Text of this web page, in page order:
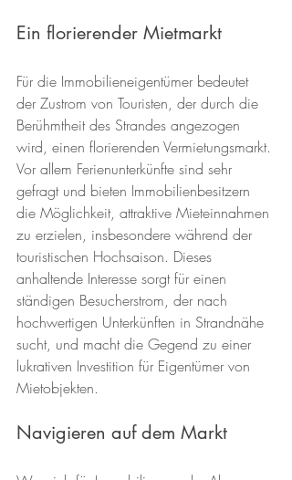
Ein florierender Mietmarkt
Für die Immobilieneigentümer bedeutet
der Zustrom von Touristen, der durch die
Berühmtheit des Strandes angezogen
wird, einen florierenden Vermietungsmarkt.
Vor allem Ferienunterkünfte sind sehr
gefragt und bieten Immobilienbesitzern
die Möglichkeit, attraktive Mieteinnahmen
zu erzielen, insbesondere während der
touristischen Hochsaison. Dieses
anhaltende Interesse sorgt für einen
ständigen Besucherstrom, der nach
hochwertigen Unterkünften in Strandnähe
sucht, und macht die Gegend zu einer
lukrativen Investition für Eigentümer von
Mietobjekten.
Navigieren auf dem Markt